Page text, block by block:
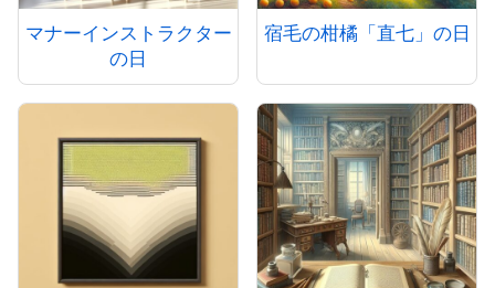
マナーインストラクター
の日
宿毛の柑橘「直七」の日